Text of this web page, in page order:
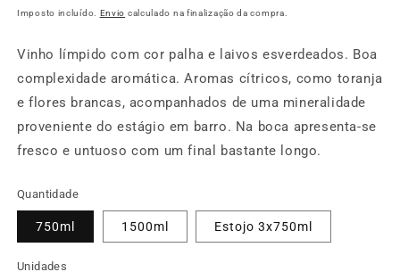
normal
Imposto incluído. Envio calculado na finalização da compra.
Vinho límpido com cor palha e laivos esverdeados. Boa
complexidade aromática. Aromas cítricos, como toranja
e flores brancas, acompanhados de uma mineralidade
proveniente do estágio em barro. Na boca apresenta-se
fresco e untuoso com um final bastante longo.
Quantidade
750ml 1500ml Estojo 3x750ml
Unidades